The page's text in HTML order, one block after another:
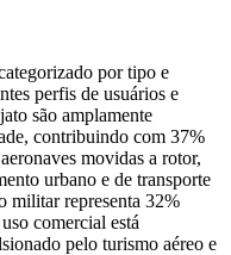
por tipo e
perfis de usuários e
são amplamente
contribuindo com 37%
movidas a rotor,
urbano e de transporte
militar representa 32%
comercial está
pelo turismo aéreo e